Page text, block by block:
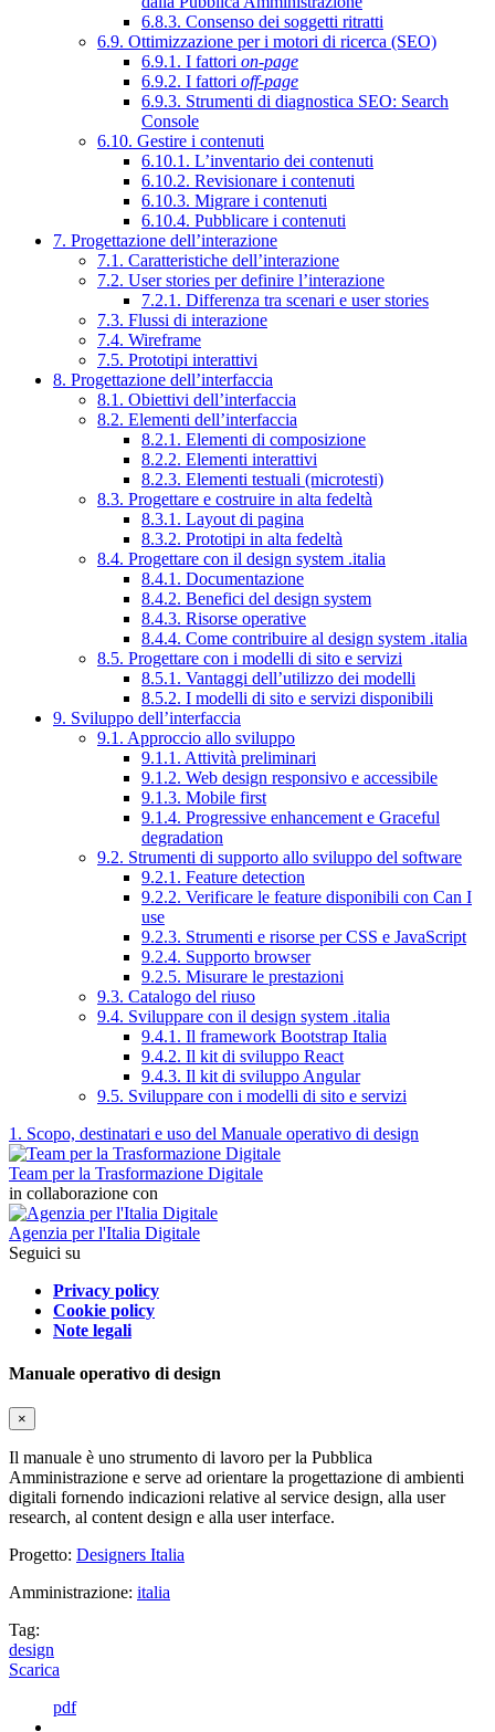
6.8.3. Consenso dei soggetti ritratti
6.9. Ottimizzazione per i motori di ricerca (SEO)
6.9.1. I fattori on-page
6.9.2. I fattori off-page
6.9.3. Strumenti di diagnostica SEO: Search
Console
6.10. Gestire i contenuti
6.10.1. L’inventario dei contenuti
6.10.2. Revisionare i contenuti
6.10.3. Migrare i contenuti
6.10.4. Pubblicare i contenuti
7. Progettazione dell’interazione
7.1. Caratteristiche dell’interazione
7.2. User stories per definire l’interazione
7.2.1. Differenza tra scenari e user stories
7.3. Flussi di interazione
7.4. Wireframe
7.5. Prototipi interattivi
8. Progettazione dell’interfaccia
8.1. Obiettivi dell’interfaccia
8.2. Elementi dell’interfaccia
8.2.1. Elementi di composizione
8.2.2. Elementi interattivi
8.2.3. Elementi testuali (microtesti)
8.3. Progettare e costruire in alta fedeltà
8.3.1. Layout di pagina
8.3.2. Prototipi in alta fedeltà
8.4. Progettare con il design system .italia
8.4.1. Documentazione
8.4.2. Benefici del design system
8.4.3. Risorse operative
8.4.4. Come contribuire al design system .italia
8.5. Progettare con i modelli di sito e servizi
8.5.1. Vantaggi dell’utilizzo dei modelli
8.5.2. I modelli di sito e servizi disponibili
9. Sviluppo dell’interfaccia
9.1. Approccio allo sviluppo
9.1.1. Attività preliminari
9.1.2. Web design responsivo e accessibile
9.1.3. Mobile first
9.1.4. Progressive enhancement e Graceful
degradation
9.2. Strumenti di supporto allo sviluppo del software
9.2.1. Feature detection
9.2.2. Verificare le feature disponibili con Can I
use
9.2.3. Strumenti e risorse per CSS e JavaScript
9.2.4. Supporto browser
9.2.5. Misurare le prestazioni
9.3. Catalogo del riuso
9.4. Sviluppare con il design system .italia
9.4.1. Il framework Bootstrap Italia
9.4.2. Il kit di sviluppo React
9.4.3. Il kit di sviluppo Angular
9.5. Sviluppare con i modelli di sito e servizi
1. Scopo, destinatari e uso del Manuale operativo di design
Team per la Trasformazione Digitale
in collaborazione con
Agenzia per l'Italia Digitale
Seguici su
Privacy policy
Cookie policy
Note legali
Manuale operativo di design
×
Il manuale è uno strumento di lavoro per la Pubblica
Amministrazione e serve ad orientare la progettazione di ambienti
digitali fornendo indicazioni relative al service design, alla user
research, al content design e alla user interface.
Progetto: Designers Italia
Amministrazione: italia
Tag:
design
Scarica
pdf